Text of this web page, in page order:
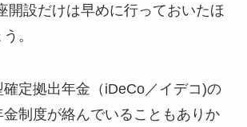
開設だけは早めに行っておいたほ
。
定拠出年金（iDeCo／イデコ)の
金制度が絡んでいることもありか